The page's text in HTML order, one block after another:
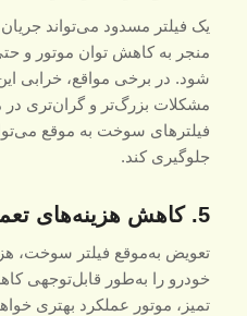
یک فیلتر مسدود می‌تواند
منجر به کاهش توان موتور و
شود. در برخی مواقع، خرابی
مشکلات بزرگ‌تر و گران‌تری
فیلترهای سوخت به موقع
جلوگیری کند.
5. کاهش هزینه‌های تعمیر و نگهداری
تعویض به‌موقع فیلتر سوخت،
خودرو را به‌طور قابل‌توجهی
تمیز، موتور عملکرد بهتری